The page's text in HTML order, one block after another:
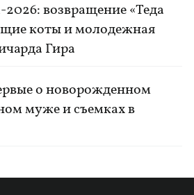
возвращение «Теда
коты и молодежная
Гира
о новорожденном
муже и съемках в